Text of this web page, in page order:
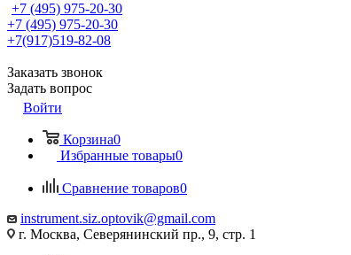
+7 (495) 975-20-30
+7 (495) 975-20-30
+7(917)519-82-08
Заказать звонок
Задать вопрос
Войти
Корзина0
Избранные товары0
Сравнение товаров0
instrument.siz.optovik@gmail.com
г. Москва, Северянинский пр., 9, стр. 1